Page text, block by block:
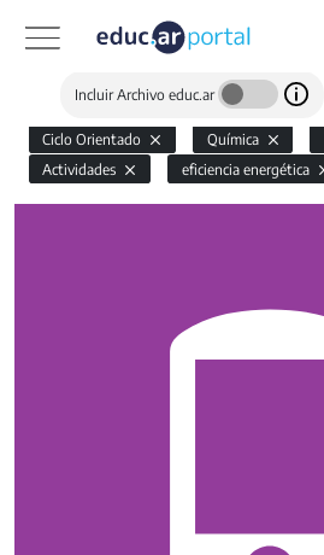
Incluir Archivo educ.ar
Ciclo Orientado Química
Actividades
eficiencia energética